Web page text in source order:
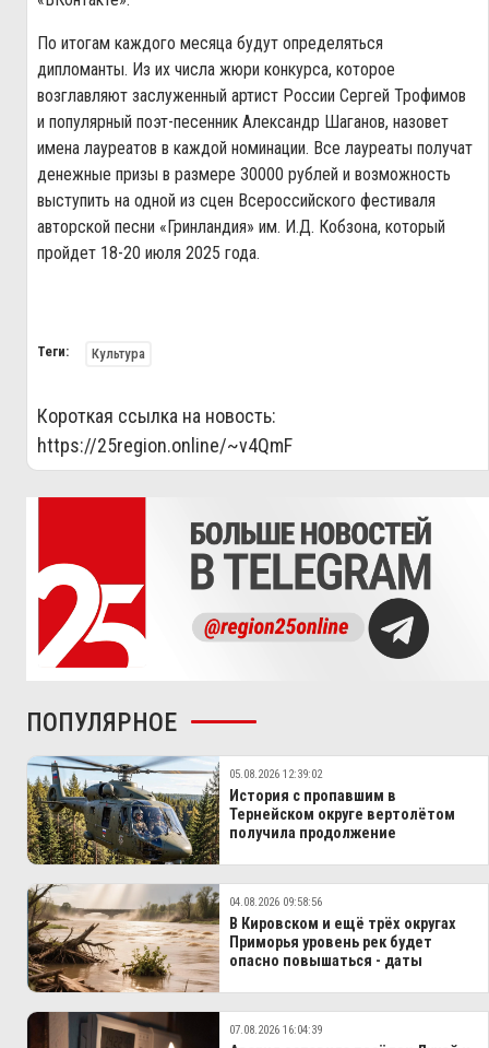
По итогам каждого месяца будут определяться
дипломанты. Из их числа жюри конкурса, которое
возглавляют заслуженный артист России Сергей Трофимов
и популярный поэт-песенник Александр Шаганов, назовет
имена лауреатов в каждой номинации. Все лауреаты получат
денежные призы в размере 30000 рублей и возможность
выступить на одной из сцен Всероссийского фестиваля
авторской песни «Гринландия» им. И.Д. Кобзона, который
пройдет 18-20 июля 2025 года.
Теги: Культура
Короткая ссылка на новость:
https://25region.online/~v4QmF
ПОПУЛЯРНОЕ
05.08.2026 12:39:02
История с пропавшим в
Тернейском округе вертолётом
получила продолжение
04.08.2026 09:58:56
В Кировском и ещё трёх округах
Приморья уровень рек будет
опасно повышаться - даты
07.08.2026 16:04:39